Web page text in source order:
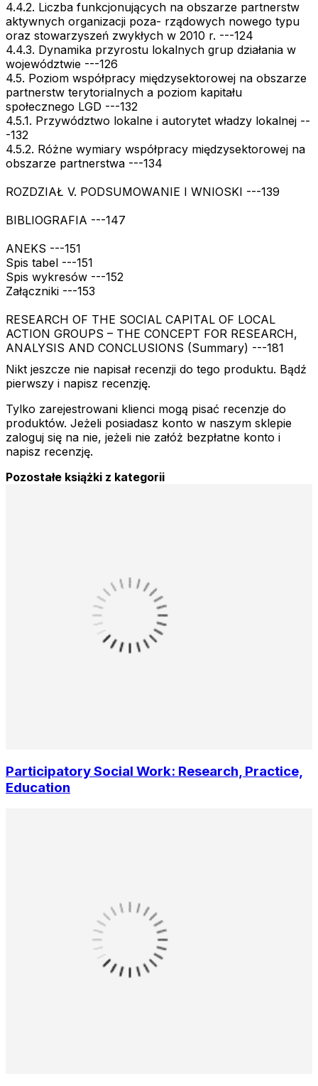
4.4.2. Liczba funkcjonujących na obszarze partnerstw
aktywnych organizacji poza- rządowych nowego typu
oraz stowarzyszeń zwykłych w 2010 r. ---124
4.4.3. Dynamika przyrostu lokalnych grup działania w
województwie ---126
4.5. Poziom współpracy międzysektorowej na obszarze
partnerstw terytorialnych a poziom kapitału
społecznego LGD ---132
4.5.1. Przywództwo lokalne i autorytet władzy lokalnej --
-132
4.5.2. Różne wymiary współpracy międzysektorowej na
obszarze partnerstwa ---134
ROZDZIAŁ V. PODSUMOWANIE I WNIOSKI ---139
BIBLIOGRAFIA ---147
ANEKS ---151
Spis tabel ---151
Spis wykresów ---152
Załączniki ---153
RESEARCH OF THE SOCIAL CAPITAL OF LOCAL
ACTION GROUPS – THE CONCEPT FOR RESEARCH,
ANALYSIS AND CONCLUSIONS (Summary) ---181
Nikt jeszcze nie napisał recenzji do tego produktu. Bądź
pierwszy i napisz recenzję.
Tylko zarejestrowani klienci mogą pisać recenzje do
produktów. Jeżeli posiadasz konto w naszym sklepie
zaloguj się na nie, jeżeli nie załóż bezpłatne konto i
napisz recenzję.
Pozostałe książki z kategorii
Participatory Social Work: Research, Practice,
Education